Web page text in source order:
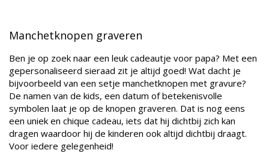
Manchetknopen graveren
Ben je op zoek naar een leuk cadeautje voor papa? Met een
gepersonaliseerd sieraad zit je altijd goed! Wat dacht je
bijvoorbeeld van een setje manchetknopen met gravure?
De namen van de kids, een datum of betekenisvolle
symbolen laat je op de knopen graveren. Dat is nog eens
een uniek en chique cadeau, iets dat hij dichtbij zich kan
dragen waardoor hij de kinderen ook altijd dichtbij draagt.
Voor iedere gelegenheid!